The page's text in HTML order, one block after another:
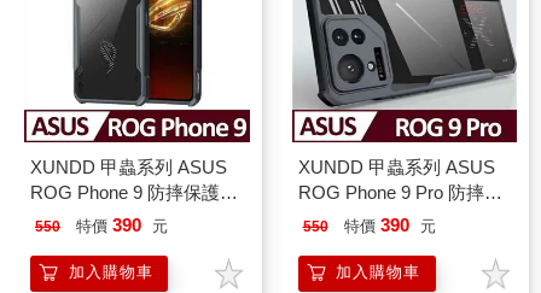
XUNDD 甲蟲系列 ASUS
ROG Phone 9 防摔保護軟
殼 炫酷黑
550 特價 390 元
加入購物車
XUNDD 甲蟲系列 ASUS
ROG Phone 9 Pro 防摔保
護軟殼 炫酷黑
550 特價 390 元
加入購物車